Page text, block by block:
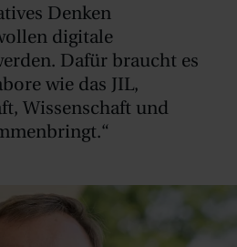
Denken
digitale
Dafür braucht es
wie das JIL,
Wissenschaft und